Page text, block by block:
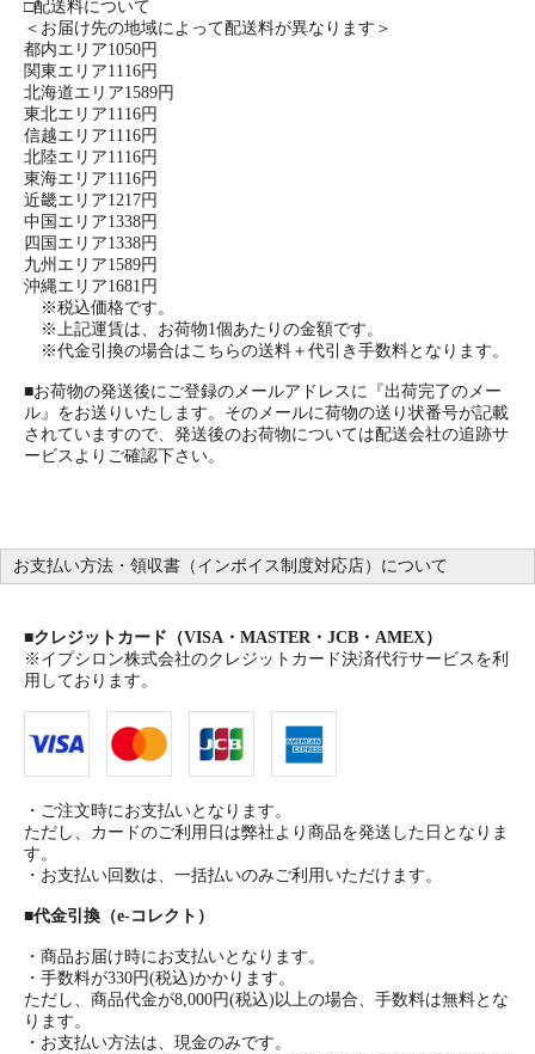
□配送料について
＜お届け先の地域によって配送料が異なります＞
都内エリア1050円
関東エリア1116円
北海道エリア1589円
東北エリア1116円
信越エリア1116円
北陸エリア1116円
東海エリア1116円
近畿エリア1217円
中国エリア1338円
四国エリア1338円
九州エリア1589円
沖縄エリア1681円
※税込価格です。
※上記運賃は、お荷物1個あたりの金額です。
※代金引換の場合はこちらの送料＋代引き手数料となります。
■お荷物の発送後にご登録のメールアドレスに『出荷完了のメー
ル』をお送りいたします。そのメールに荷物の送り状番号が記載
されていますので、発送後のお荷物については配送会社の追跡サ
ービスよりご確認下さい。
お支払い方法・領収書（インボイス制度対応店）について
■クレジットカード（VISA・MASTER・JCB・AMEX）
※イプシロン株式会社のクレジットカード決済代行サービスを利
用しております。
・ご注文時にお支払いとなります。
ただし、カードのご利用日は弊社より商品を発送した日となりま
す。
・お支払い回数は、一括払いのみご利用いただけます。
■代金引換（e-コレクト）
・商品お届け時にお支払いとなります。
・手数料が330円(税込)かかります。
ただし、商品代金が8,000円(税込)以上の場合、手数料は無料とな
ります。
・お支払い方法は、現金のみです。